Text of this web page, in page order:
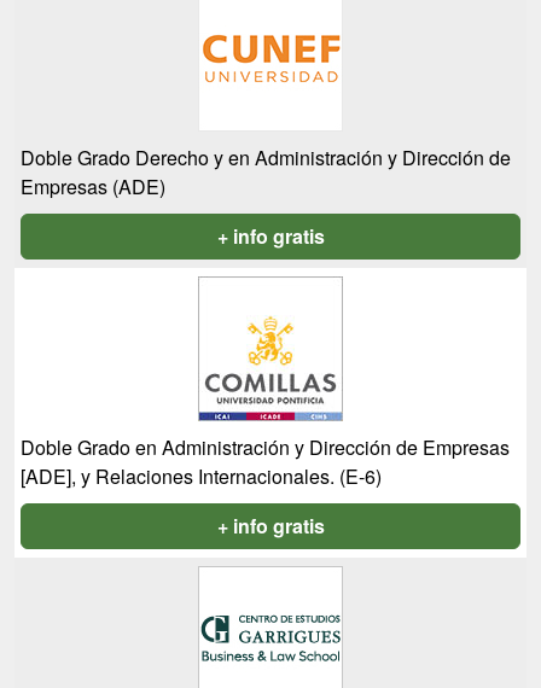
Doble Grado Derecho y en Administración y Dirección de
Empresas (ADE)
+ info gratis
Doble Grado en Administración y Dirección de Empresas
[ADE], y Relaciones Internacionales. (E-6)
+ info gratis